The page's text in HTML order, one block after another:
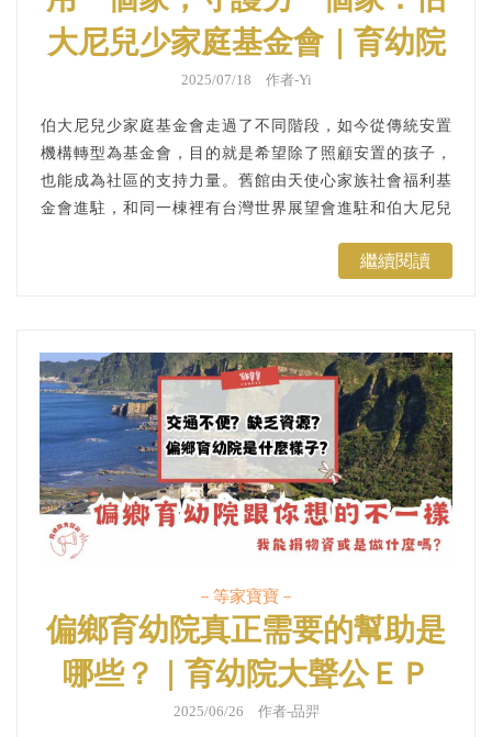
大尼兒少家庭基金會｜育幼院
拜訪日記
2025/07/18 作者-Yi
伯大尼兒少家庭基金會走過了不同階段，如今從傳統安置
機構轉型為基金會，目的就是希望除了照顧安置的孩子，
也能成為社區的支持力量。舊館由天使心家族社會福利基
金會進駐，和同一棟裡有台灣世界展望會進駐和伯大尼兒
心理諮商中心、伯大尼禮拜堂......等彼此支援，讓這棟樓
繼續閱讀
－等家寶寶－
偏鄉育幼院真正需要的幫助是
哪些？｜育幼院大聲公ＥＰ
104
2025/06/26 作者-品羿